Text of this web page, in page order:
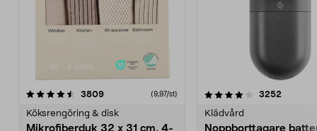
3809recensioner (9,97/st)
Köksrengöring & disk
Mikrofiberduk 32 x 31 cm, 4-
4.0av 5 stjärnor 3252
Klädvård
Noppborttagare
4.5av 5 stjärnor